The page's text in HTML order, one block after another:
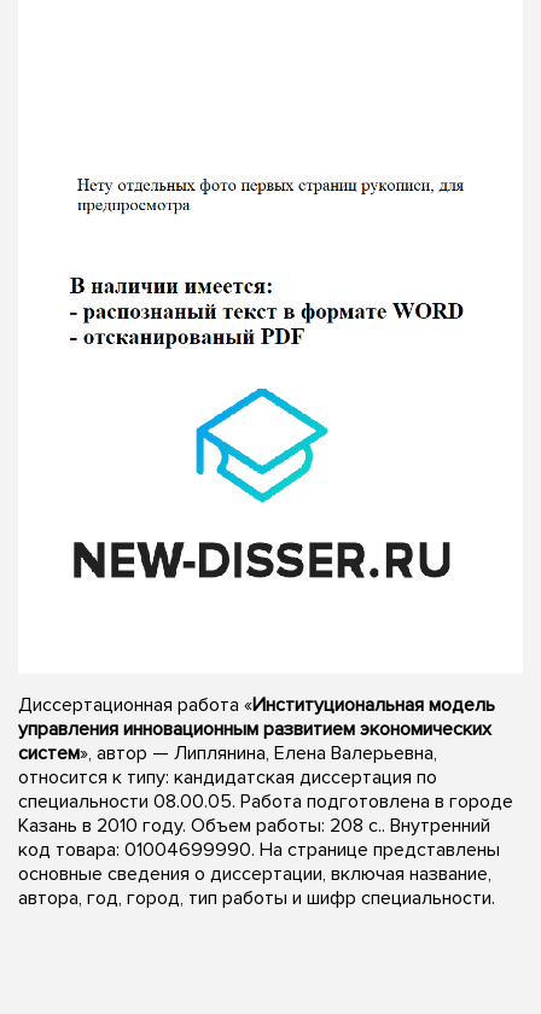
Диссертационная работа «Институциональная модель
управления инновационным развитием экономических
систем», автор — Липлянина, Елена Валерьевна,
относится к типу: кандидатская диссертация по
специальности 08.00.05. Работа подготовлена в городе
Казань в 2010 году. Объем работы: 208 с.. Внутренний
код товара: 01004699990. На странице представлены
основные сведения о диссертации, включая название,
автора, год, город, тип работы и шифр специальности.